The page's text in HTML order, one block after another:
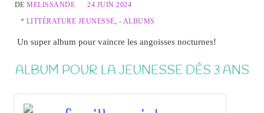
DEMELISSANDE
24 JUIN 2024
* LITTÉRATURE JEUNESSE, - ALBUMS
Un super album pour vaincre les angoisses nocturnes!
ALBUM POUR LA JEUNESSE DÈS 3 ANS